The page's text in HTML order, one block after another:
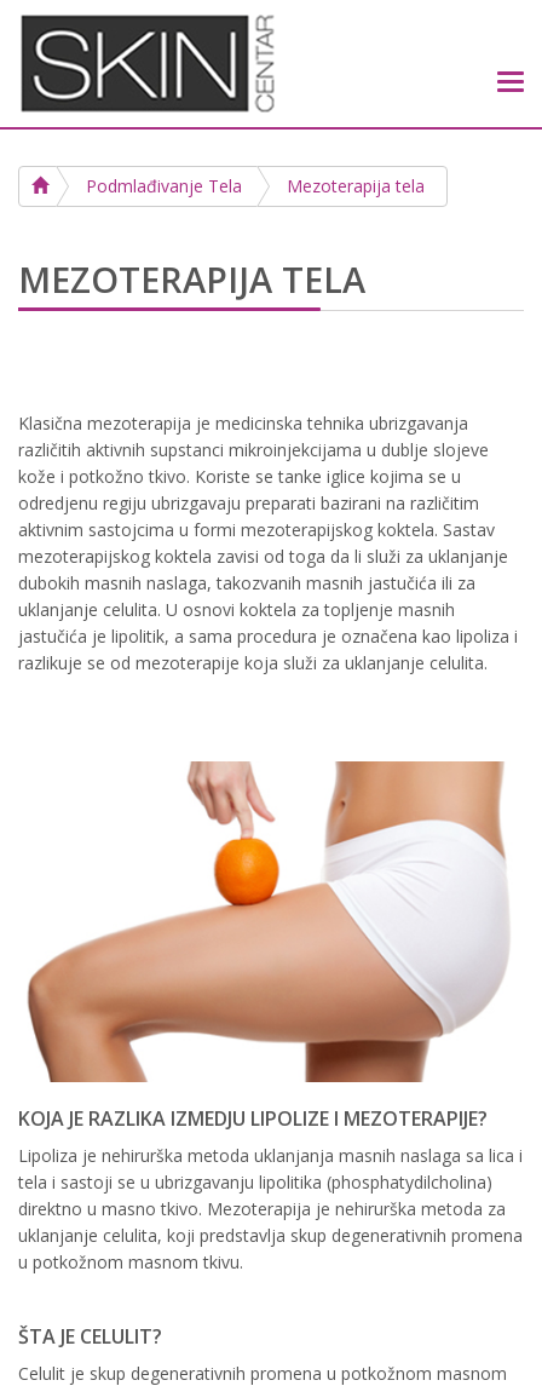
Podmlađivanje Tela Mezoterapija tela
MEZOTERAPIJA TELA
Klasična mezoterapija je medicinska tehnika ubrizgavanja
različitih aktivnih supstanci mikroinjekcijama u dublje slojeve
kože i potkožno tkivo. Koriste se tanke iglice kojima se u
odredjenu regiju ubrizgavaju preparati bazirani na različitim
aktivnim sastojcima u formi mezoterapijskog koktela. Sastav
mezoterapijskog koktela zavisi od toga da li služi za uklanjanje
dubokih masnih naslaga, takozvanih masnih jastučića ili za
uklanjanje celulita. U osnovi koktela za topljenje masnih
jastučića je lipolitik, a sama procedura je označena kao lipoliza i
razlikuje se od mezoterapije koja služi za uklanjanje celulita.
KOJA JE RAZLIKA IZMEDJU LIPOLIZE I MEZOTERAPIJE?
Lipoliza je nehirurška metoda uklanjanja masnih naslaga sa lica i
tela i sastoji se u ubrizgavanju lipolitika (phosphatydilcholina)
direktno u masno tkivo. Mezoterapija je nehirurška metoda za
uklanjanje celulita, koji predstavlja skup degenerativnih promena
u potkožnom masnom tkivu.
ŠTA JE CELULIT?
Celulit je skup degenerativnih promena u potkožnom masnom